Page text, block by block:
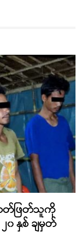
သတ်ဖြတ်သူကို
နှစ် ချမှတ်